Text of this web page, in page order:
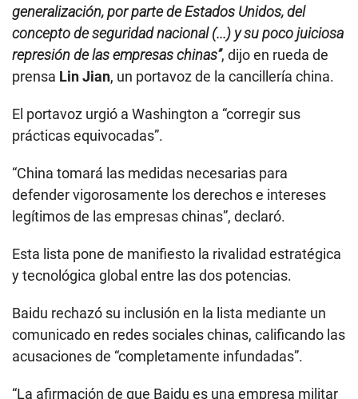
generalización, por parte de Estados Unidos, del
concepto de seguridad nacional (...) y su poco juiciosa
represión de las empresas chinas”, dijo en rueda de
prensa Lin Jian, un portavoz de la cancillería china.
El portavoz urgió a Washington a “corregir sus
prácticas equivocadas”.
“China tomará las medidas necesarias para
defender vigorosamente los derechos e intereses
legítimos de las empresas chinas”, declaró.
Esta lista pone de manifiesto la rivalidad estratégica
y tecnológica global entre las dos potencias.
Baidu rechazó su inclusión en la lista mediante un
comunicado en redes sociales chinas, calificando las
acusaciones de “completamente infundadas”.
“La afirmación de que Baidu es una empresa militar